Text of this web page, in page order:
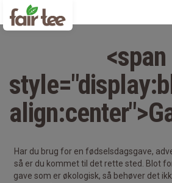
<span
Har du brug for en fødselsdagsgave,
så er du kommet til det rette sted. Blot
gave som er økologisk, så behøver det